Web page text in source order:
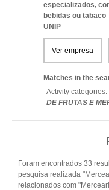
especializados,
bebidas ou tabaco
UNIP
Ver empresa
Matches in the
Activity categories:
DE FRUTAS E
Foram encontrados 33
pesquisa realizada
relacionados com